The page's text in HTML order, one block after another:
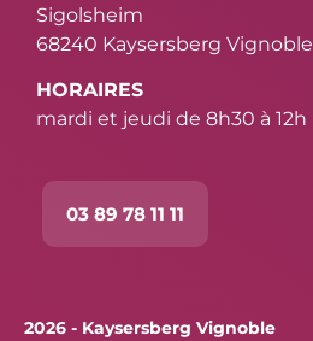
Sigolsheim
68240 Kaysersberg Vignoble
HORAIRES
mardi et jeudi de 8h30 à 12h
03 89 78 11 11
2026 - Kaysersberg Vignoble